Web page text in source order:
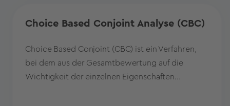
Choice Based Conjoint Analyse (CBC)
Choice Based Conjoint (CBC) ist ein Verfahren,
bei dem aus der Gesamtbewertung auf die
Wichtigkeit der einzelnen Eigenschaften...